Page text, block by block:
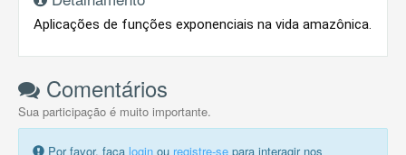
Aplicações de funções exponenciais na vida amazônica.
Comentários
Sua participação é muito importante.
Por favor, faça login ou registre-se para interagir nos